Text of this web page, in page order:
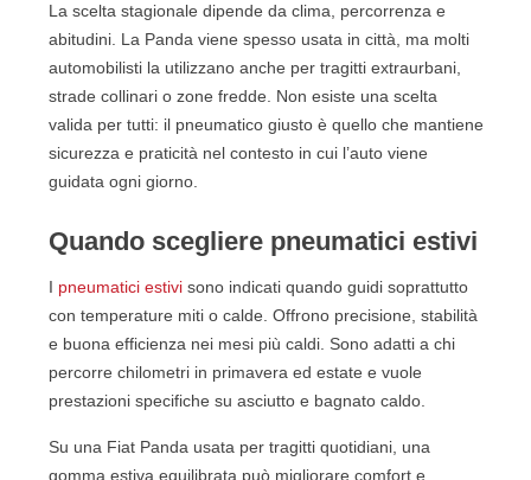
La scelta stagionale dipende da clima, percorrenza e
abitudini. La Panda viene spesso usata in città, ma molti
automobilisti la utilizzano anche per tragitti extraurbani,
strade collinari o zone fredde. Non esiste una scelta
valida per tutti: il pneumatico giusto è quello che mantiene
sicurezza e praticità nel contesto in cui l’auto viene
guidata ogni giorno.
Quando scegliere pneumatici estivi
I pneumatici estivisono indicati quando guidi soprattutto
con temperature miti o calde. Offrono precisione, stabilità
e buona efficienza nei mesi più caldi. Sono adatti a chi
percorre chilometri in primavera ed estate e vuole
prestazioni specifiche su asciutto e bagnato caldo.
Su una Fiat Panda usata per tragitti quotidiani, una
gomma estiva equilibrata può migliorare comfort e